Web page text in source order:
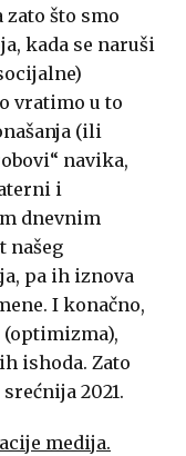
što smo
kada se naruši
vratimo u to
(ili
navika,
i
dnevnim
našeg
pa ih iznova
I konačno,
(optimizma),
ishoda. Zato
2021.
medija.